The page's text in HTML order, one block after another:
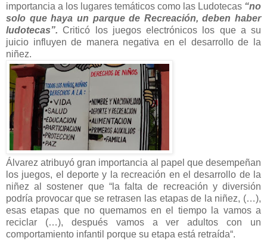
importancia a los lugares temáticos como las Ludotecas “no
solo que haya un parque de Recreación, deben haber
ludotecas”. Criticó los juegos electrónicos los que a su
juicio influyen de manera negativa en el desarrollo de la
niñez.
Álvarez atribuyó gran importancia al papel que desempeñan
los juegos, el deporte y la recreación en el desarrollo de la
niñez al sostener que “la falta de recreación y diversión
podría provocar que se retrasen las etapas de la niñez, (…),
esas etapas que no quemamos en el tiempo la vamos a
reciclar (…), después vamos a ver adultos con un
comportamiento infantil porque su etapa está retraída“.